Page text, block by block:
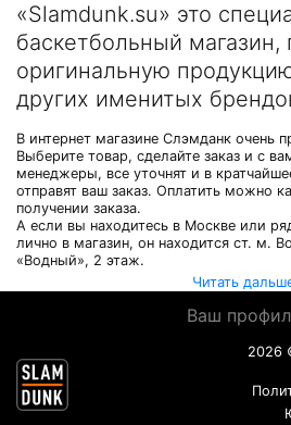
«Slamdunk.su» это
баскетбольный
оригинальную
других именитых
В интернет магазине Слэмданк очень
Выберите товар, сделайте заказ и с
менеджеры, все уточнят и в
отправят ваш заказ. Оплатить можно
получении заказа.
А если вы находитесь в Москве или
лично в магазин, он находится ст. м.
«Водный», 2 этаж.
Читать
Ваш
2026